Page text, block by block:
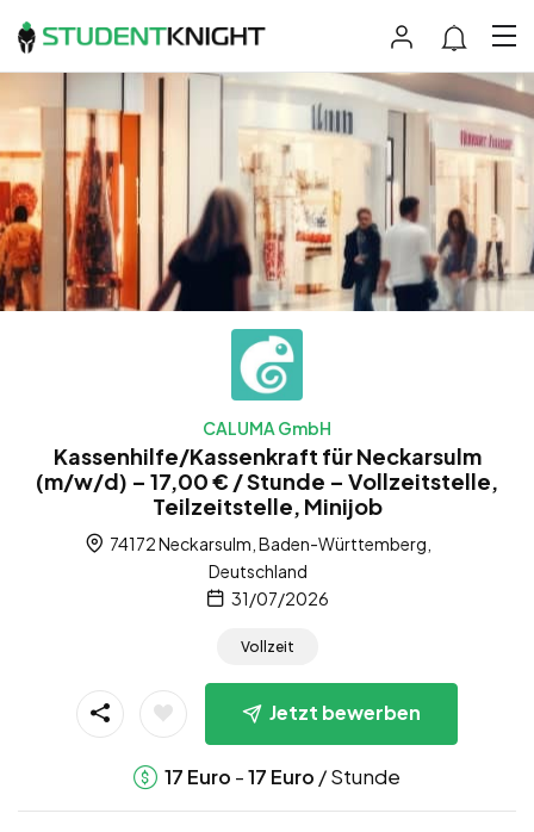
CALUMA GmbH
Kassenhilfe/Kassenkraft für Neckarsulm
(m/w/d) – 17,00 € / Stunde – Vollzeitstelle,
Teilzeitstelle, Minijob
74172 Neckarsulm, Baden-Württemberg,
Deutschland
31/07/2026
Vollzeit
Jetzt bewerben
17 Euro -17 Euro / Stunde